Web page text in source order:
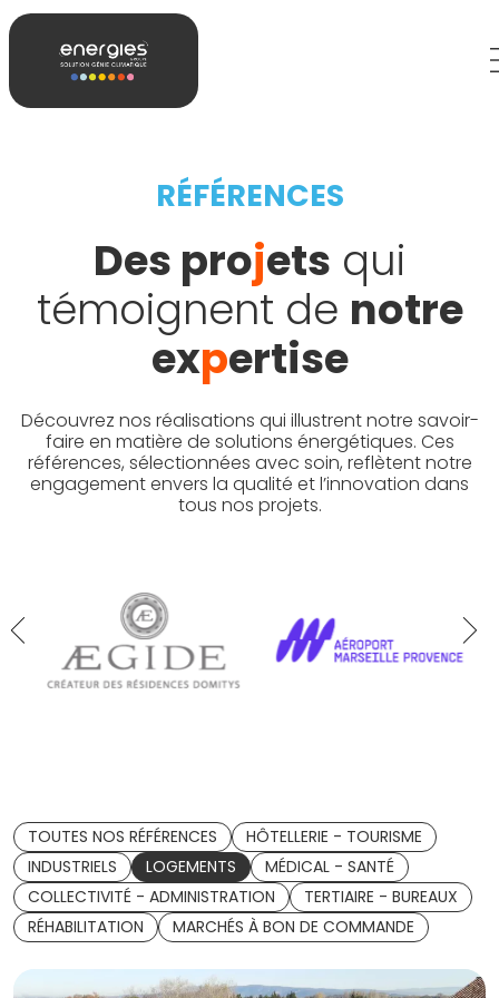
RÉFÉRENCES
Des projets qui
témoignent de notre
expertise
Découvrez nos réalisations qui illustrent notre savoir-
faire en matière de solutions énergétiques. Ces
références, sélectionnées avec soin, reflètent notre
engagement envers la qualité et l’innovation dans
tous nos projets.
TOUTES NOS RÉFÉRENCES
HÔTELLERIE - TOURISME
INDUSTRIELS
LOGEMENTS
MÉDICAL - SANTÉ
COLLECTIVITÉ - ADMINISTRATION
TERTIAIRE - BUREAUX
RÉHABILITATION
MARCHÉS À BON DE COMMANDE